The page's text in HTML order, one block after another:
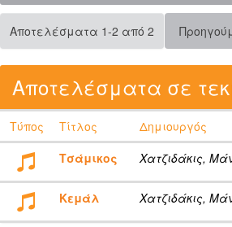
Αποτελέσματα 1-2 από 2
Αποτελέσματα σε
Τύπος Τίτλος Δημιουργός
Τσάμικος
Χατζιδάκις,
Κεμάλ Χατζιδάκις,